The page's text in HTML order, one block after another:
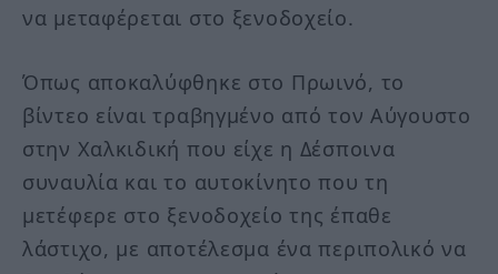
να μεταφέρεται στο ξενοδοχείο.
Όπως αποκαλύφθηκε στο Πρωινό, το
βίντεο είναι τραβηγμένο από τον Αύγουστο
στην Χαλκιδική που είχε η Δέσποινα
συναυλία και το αυτοκίνητο που τη
μετέφερε στο ξενοδοχείο της έπαθε
λάστιχο, με αποτέλεσμα ένα περιπολικό να